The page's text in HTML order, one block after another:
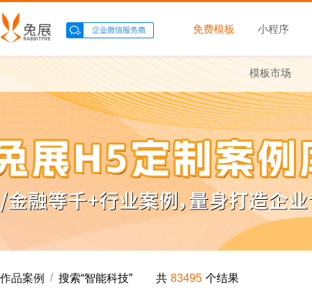
免费模板 小程序
模板市场
作品案例 / 搜索“智能科技” 共 83495 个结果